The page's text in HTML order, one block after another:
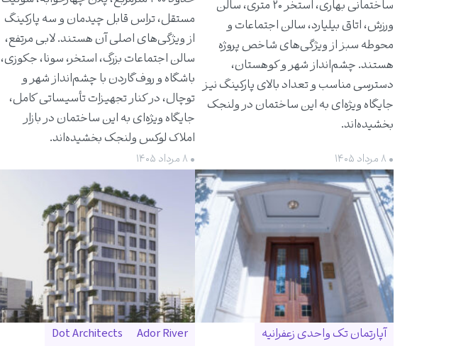
ساختمانی بهاری، استخر ۲۰ متری، سالن
ورزش، اتاق بیلیارد، سالن اجتماعات و
محوطه سبز از ویژگی‌های شاخص پروژه
هستند. چشم‌انداز شهر و کوهستان،
دسترسی مناسب و تعداد بالای پارکینگ نیز
جایگاه ویژه‌ای به این ساختمان در ولنجک
بخشیده‌اند.
• ۸ مرداد ۱۴۰۵
مستقل، تراس قابل چیدمان و سه پارکینگ
از ویژگی‌های اصلی آن هستند. لابی مرتفع،
سالن اجتماعات بزرگ، استخر، سونا، جکوزی،
باشگاه و روف‌گاردن با چشم‌انداز شهر و
توچال، در کنار تجهیزات تأسیساتی کامل،
جایگاه ویژه‌ای به این ساختمان در بازار
املاک لوکس ولنجک بخشیده‌اند.
• ۸ مرداد ۱۴۰۵
آپارتمان تک واحدی زعفرانیه
Ador River
Dot Architects